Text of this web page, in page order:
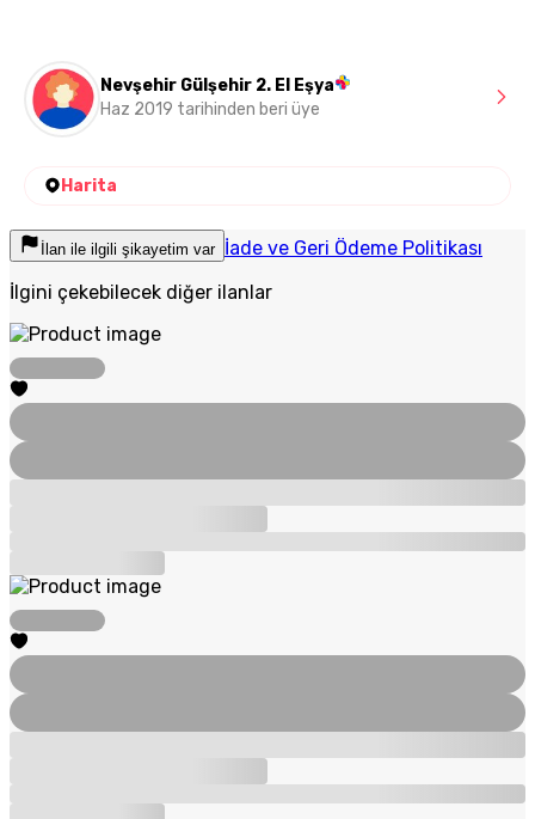
Nevşehir Gülşehir 2. El Eşya
Haz 2019 tarihinden beri üye
Harita
İlan ile ilgili şikayetim var İade ve Geri Ödeme Politikası
İlgini çekebilecek diğer ilanlar